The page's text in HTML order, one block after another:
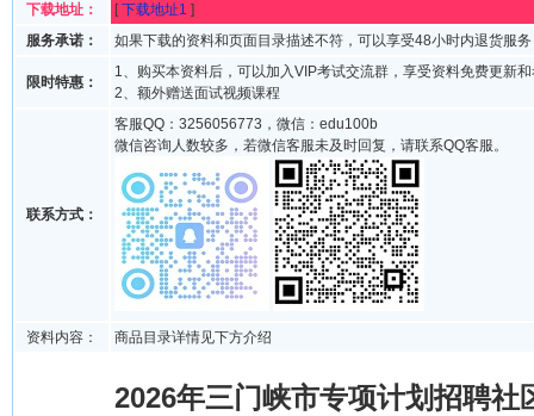
下载地址：
[下载地址1 ]
服务承诺：
如果下载的资料和页面目录描述不符，可以享受48小时内退货服务
限时特惠：
1、购买本资料后，可以加入VIP考试交流群，享受资料免费更新
2、额外赠送面试视频课程
联系方式：
客服QQ：3256056773，微信：edu100b
微信咨询人数较多，若微信客服未及时回复，请联系QQ客服。
资料内容： 商品目录详情见下方介绍
2026年三门峡市专项计划招聘社